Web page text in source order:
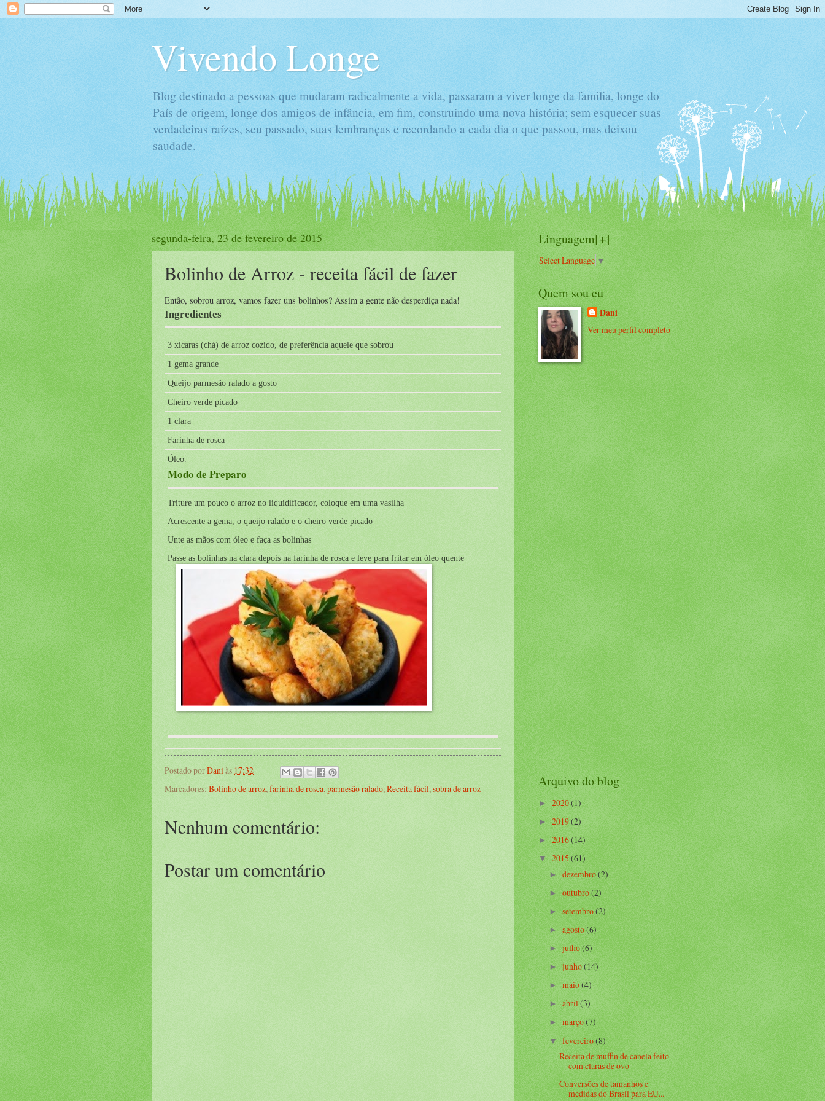
Vivendo Longe
Blog destinado a pessoas que mudaram radicalmente a vida, passaram a viver longe da familia, longe do
País de origem, longe dos amigos de infância, em fim, construindo uma nova história; sem esquecer suas
verdadeiras raízes, seu passado, suas lembranças e recordando a cada dia o que passou, mas deixou
saudade.
segunda-feira, 23 de fevereiro de 2015
Bolinho de Arroz - receita fácil de fazer
Então, sobrou arroz, vamos fazer uns bolinhos? Assim a gente não desperdiça nada!
Ingredientes
3 xícaras (chá) de arroz cozido, de preferência aquele que sobrou
1 gema grande
Queijo parmesão ralado a gosto
Cheiro verde picado
1 clara
Farinha de rosca
Óleo.
Modo de Preparo
Triture um pouco o arroz no liquidificador, coloque em uma vasilha
Acrescente a gema, o queijo ralado e o cheiro verde picado
Unte as mãos com óleo e faça as bolinhas
Passe as bolinhas na clara depois na farinha de rosca e leve para fritar em óleo quente
Postado porDaniàs 17:32
Marcadores: Bolinho de arroz, farinha de rosca, parmesão ralado, Receita fácil,sobra de arroz
Nenhum comentário:
Postar um comentário
Linguagem[+]
Select Language ▼
Quem sou eu
Dani
Ver meu perfil completo
Arquivo do blog
► 2020(1)
►2019(2)
►2016(14)
▼2015(61)
►dezembro(2)
►outubro(2)
► setembro(2)
►agosto(6)
►julho(6)
►junho(14)
►maio(4)
►abril(3)
►março(7)
▼fevereiro(8)
Receita de muffin de canela feito
com claras de ovo
Conversões de tamanhos e
medidas do Brasil para EU...